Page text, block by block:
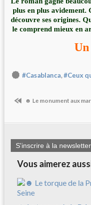
plus en plus
découvre ses origines.
le comprend mieux en
#Casablanca,#Ceux
☻ Le monument aux
S'inscrire à la newsletter
Vous aimerez